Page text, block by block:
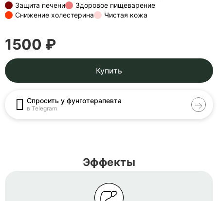
Защита печени
Здоровое пищеварение
Снижение холестерина
Чистая кожа
1500 ₽
Купить
Спросить у фунготерапевта
в Telegram
Эффекты